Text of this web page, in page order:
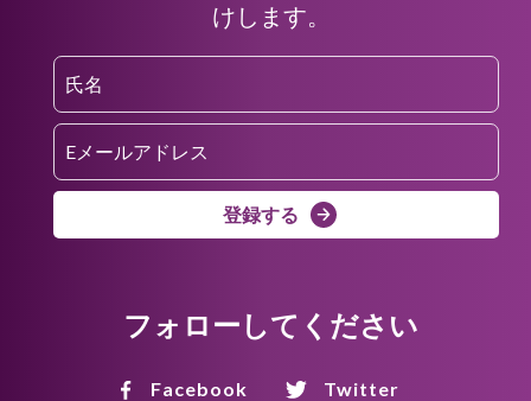
けします。
登録する
フォローしてください
Facebook Twitter